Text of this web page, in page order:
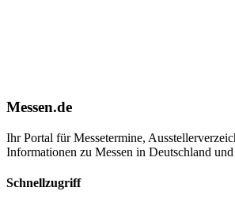
Messen.de
Ihr Portal für Messetermine,
Informationen zu Messen in Deutschland
Schnellzugriff